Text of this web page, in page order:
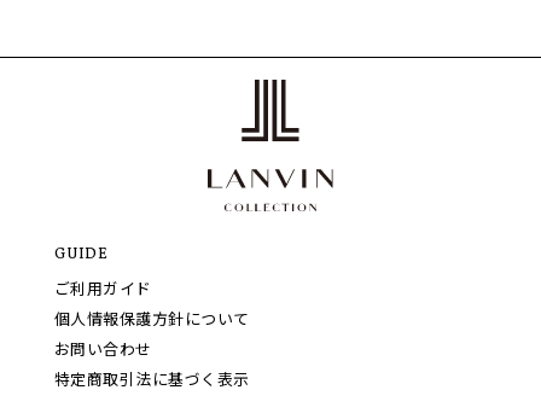
GUIDE
ご利用ガイド
個人情報保護方針について
お問い合わせ
特定商取引法に基づく表示